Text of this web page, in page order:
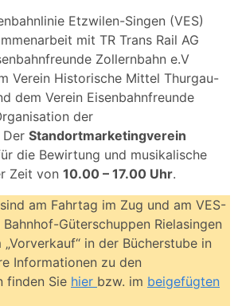
Etzwilen-Singen (VES)
mit TR Trans Rail AG
Zollernbahn e.V
Verein Historische Mittel Thurgau-
dem Verein Eisenbahnfreunde
der
Standortmarketingverein
die Bewirtung und musikalische
Zeit von 10.00 – 17.00 Uhr.
am Fahrtag im Zug und am VES-
Güterschuppen Rielasingen
in der Bücherstube in
Informationen zu den
finden Sie hier bzw. im beigefügten